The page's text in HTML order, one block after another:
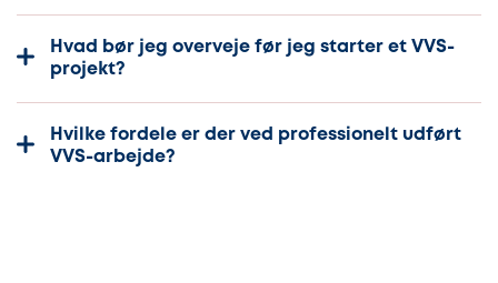
Hvad bør jeg overveje før jeg starter et VVS-
projekt?
Hvilke fordele er der ved professionelt udført
VVS-arbejde?